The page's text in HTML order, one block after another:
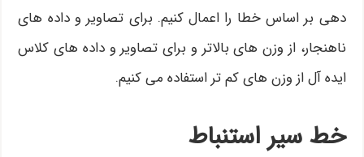
دهی بر اساس خطا را اعمال کنیم. برای تصاویر و داده های
ناهنجار، از وزن های بالاتر و برای تصاویر و داده های کلاس
ایده آل از وزن های کم تر استفاده می کنیم.
خط سیر استنباط